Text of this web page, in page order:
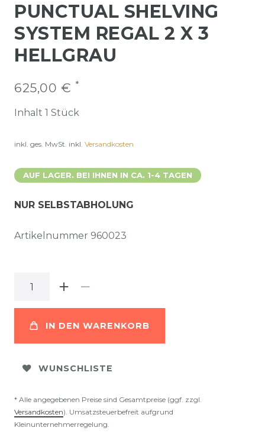
PUNCTUAL SHELVING
SYSTEM REGAL 2 X 3
HELLGRAU
625,00 € *
Inhalt 1 Stück
inkl. ges. MwSt. inkl. Versandkosten
AUF LAGER. BEI IHNEN IN CA. 1-4 TAGEN
NUR SELBSTABHOLUNG
Artikelnummer 960023
IN DEN WARENKORB
WUNSCHLISTE
* Alle angegebenen Preise sind Gesamtpreise (ggf. zzgl.
Versandkosten). Umsatzsteuerbefreit aufgrund
Kleinunternehmerregelung.